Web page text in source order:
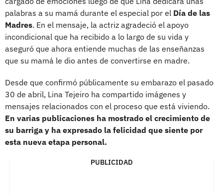
palabras a su mamá durante el especial por el Día de las
Madres. En el mensaje, la actriz agradeció el apoyo
incondicional que ha recibido a lo largo de su vida y
aseguró que ahora entiende muchas de las enseñanzas
que su mamá le dio antes de convertirse en madre.
Desde que confirmó públicamente su embarazo el pasado
30 de abril, Lina Tejeiro ha compartido imágenes y
mensajes relacionados con el proceso que está viviendo.
En varias publicaciones ha mostrado el crecimiento de
su barriga y ha expresado la felicidad que siente por
esta nueva etapa personal.
PUBLICIDAD